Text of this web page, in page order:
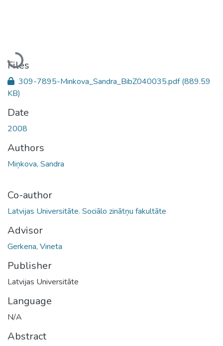
Loading...
Files
309-7895-Minkova_Sandra_BibZ040035.pdf(889.59
KB)
Date
2008
Authors
Miņkova, Sandra
Co-author
Latvijas Universitāte. Sociālo zinātņu fakultāte
Advisor
Gerkena, Vineta
Publisher
Latvijas Universitāte
Language
N/A
Abstract